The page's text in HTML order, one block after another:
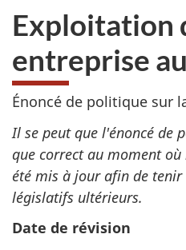
Exploitation
entreprise
Énoncé de politique sur
Il se peut que l'énoncé de
que correct au moment
été mis à jour afin de
législatifs ultérieurs.
Date de révision